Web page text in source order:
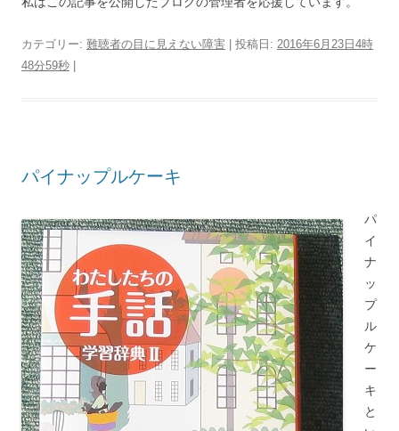
カテゴリー: 難聴者の目に見えない障害 | 投稿日: 2016年6月23日4時
48分59秒
パイナップルケーキ
パ
イ
ナ
ッ
プ
ル
ケ
ー
キ
と